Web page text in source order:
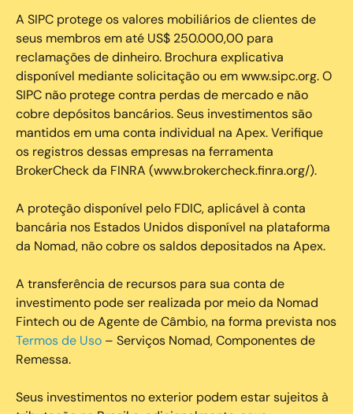
A SIPC protege os valores mobiliários de clientes de
seus membros em até US$ 250.000,00 para
reclamações de dinheiro. Brochura explicativa
disponível mediante solicitação ou em www.sipc.org. O
SIPC não protege contra perdas de mercado e não
cobre depósitos bancários. Seus investimentos são
mantidos em uma conta individual na Apex. Verifique
os registros dessas empresas na ferramenta
BrokerCheck da FINRA (www.brokercheck.finra.org/).
A proteção disponível pelo FDIC, aplicável à conta
bancária nos Estados Unidos disponível na plataforma
da Nomad, não cobre os saldos depositados na Apex.
A transferência de recursos para sua conta de
investimento pode ser realizada por meio da Nomad
Fintech ou de Agente de Câmbio, na forma prevista nos
Termos de Uso – Serviços Nomad, Componentes de
Remessa.
Seus investimentos no exterior podem estar sujeitos à